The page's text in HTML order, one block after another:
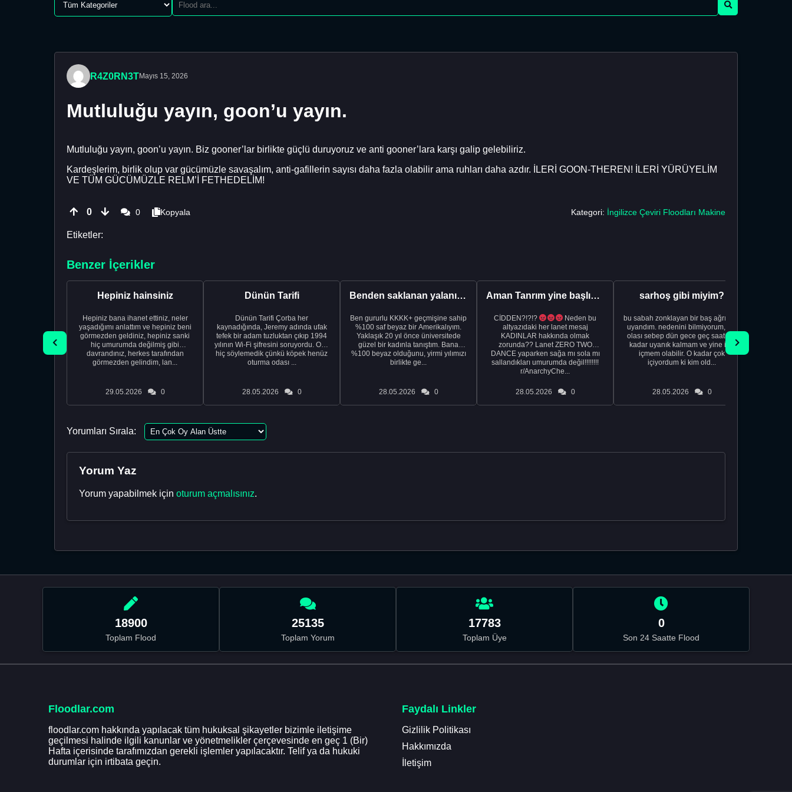
R4Z0RN3TMayıs 15, 2026
Mutluluğu yayın, goon’u yayın.
Mutluluğu yayın, goon’u yayın. Biz gooner’lar birlikte güçlü duruyoruz ve anti gooner’lara karşı galip gelebiliriz.
Kardeşlerim, birlik olup var gücümüzle savaşalım, anti-gafillerin sayısı daha fazla olabilir ama ruhları daha azdır. İLERİ GOON-THEREN! İLERİ YÜRÜYELİM
VE TÜM GÜCÜMÜZLE RELM’İ FETHEDELİM!
0 0 Kopyala Kategori: İngilizce Çeviri Floodları Makine
Etiketler:
Benzer İçerikler
Hepiniz hainsiniz
Hepiniz bana ihanet ettiniz, neler
yaşadığımı anlattım ve hepiniz beni
görmezden geldiniz, hepiniz sanki
hiç umurumda değilmiş gibi
davrandınız, herkes tarafından
görmezden gelindim, lan...
29.05.2026 0
Dünün Tarifi
Dünün Tarifi Çorba her
kaynadığında, Jeremy adında ufak
tefek bir adam tuzluktan çıkıp 1994
yılının Wi-Fi şifresini soruyordu. Ona
hiç söylemedik çünkü köpek henüz
oturma odası ...
28.05.2026 0
Benden saklanan yalanı ortaya çıkardıktan sonra eşimden...
Ben gururlu KKKK+ geçmişine sahip
%100 saf beyaz bir Amerikalıyım.
Yaklaşık 20 yıl önce üniversitede
güzel bir kadınla tanıştım. Bana
%100 beyaz olduğunu, yirmi yılımızı
birlikte ge...
28.05.2026 0
Aman Tanrım yine başlıyoruz..
CİDDEN?!?!?
Neden bu
altyazıdaki her lanet mesaj
KADINLAR hakkında olmak
zorunda?? Lanet ZERO TWO
DANCE yaparken sağa mı sola mı
sallandıkları umurumda değil!!!!!!!!
r/AnarchyChe...
28.05.2026 0
sarhoş gibi miyim?
bu sabah zonklayan bir baş ağrısıyla
uyandım. nedenini bilmiyorum, tek
olası sebep dün gece geç saatlere
kadar uyanık kalmam ve yine içki
içmem olabilir. O kadar çok
içiyordum ki kim old...
28.05.2026 0
Yorumları Sırala:
Yorum Yaz
Yorum yapabilmek için oturum açmalısınız.
18900
Toplam Flood
25135
Toplam Yorum
17783
Toplam Üye
0
Son 24 Saatte Flood
Floodlar.com
floodlar.com hakkında yapılacak tüm hukuksal şikayetler bizimle iletişime
geçilmesi halinde ilgili kanunlar ve yönetmelikler çerçevesinde en geç 1 (Bir)
Hafta içerisinde tarafımızdan gerekli işlemler yapılacaktır. Telif ya da hukuki
durumlar için irtibata geçin.
Faydalı Linkler
Gizlilik Politikası
Hakkımızda
İletişim